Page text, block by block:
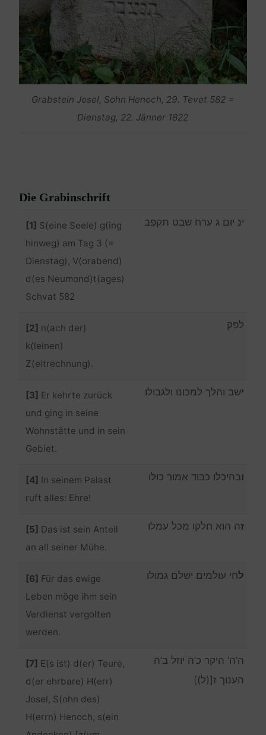
Grabstein Josel, Sohn Henoch, 29. Tevet 582 =
Dienstag, 22. Jänner 1822
Die Grabinschrift
[1] S(eine Seele) g(ing
hinweg) am Tag 3 (=
Dienstag), V(orabend)
d(es Neumond)t(ages)
Schvat 582
ינ יום ג ערח שבט תקפב
[2] n(ach der)
k(leinen)
Z(eitrechnung).
לפק
[3] Er kehrte zurück
und ging in seine
Wohnstätte und in sein
Gebiet.
ישב והלך למכונו ולגבולו
[4] In seinem Palast
ruft alles: Ehre!
ובהיכלו כבוד אמור כולו
[5] Das ist sein Anteil
an all seiner Mühe.
זה הוא חלקו מכל עמלו
[6] Für das ewige
Leben möge ihm sein
Verdienst vergolten
werden.
לחי עולמים ישלם גמולו
[7] E(s ist) d(er) Teure,
d(er ehrbare) H(err)
Josel, S(ohn des)
H(errn) Henoch, s(ein
ה’ה’ היקר כ’ה יוזל ב’ה
הענוך ז[(ל)]